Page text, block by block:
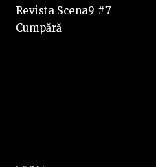
Revista Scena9 #7
Cumpără